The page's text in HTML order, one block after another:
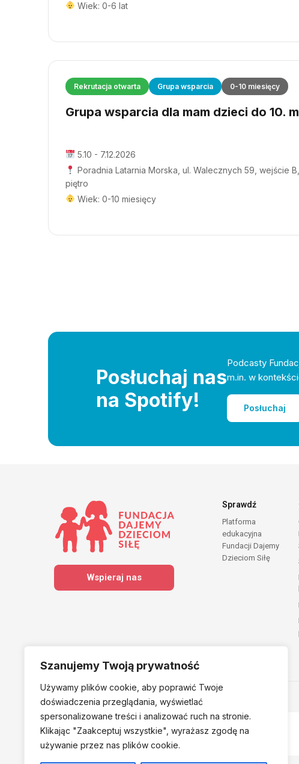
Szanujemy Twoją prywatność
Używamy plików cookie, aby poprawić Twoje
doświadczenia przeglądania, wyświetlać
spersonalizowane treści i analizować ruch na stronie.
Klikając "Zaakceptuj wszystkie", wyrażasz zgodę na
używanie przez nas plików cookie.
Wiek: 0-6 lat
Rekrutacja otwarta Grupa wsparcia 0-10 miesięcy
Grupa wsparcia dla mam dzieci do 10.
5.10 - 7.12.2026
Poradnia Latarnia Morska, ul. Walecznych 59, wejście
piętro
Wiek: 0-10 miesięcy
Posłuchaj nas
na Spotify!
Podcasty
m.in. w
Posłuchaj
Wspieraj nas
Sprawdź
Platforma
edukacyjna
Fundacji Dajemy
Dzieciom Siłę
Należymy do